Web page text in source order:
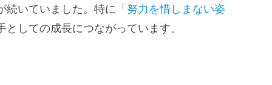
続いていました。特に 「努力を惜しまない姿
しての成長につながっています。